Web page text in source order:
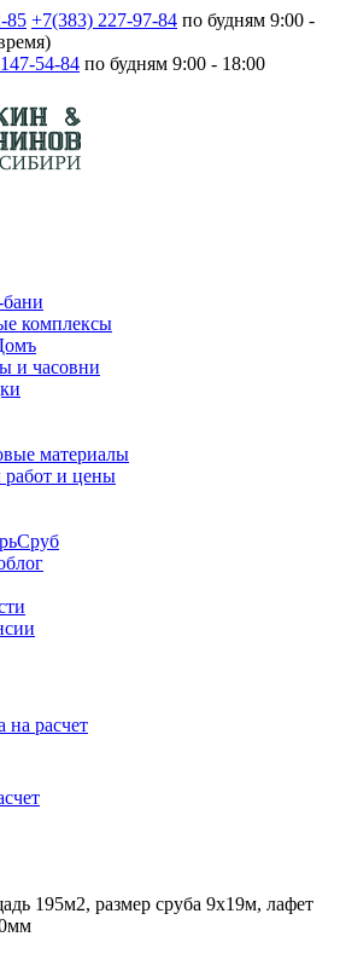
85 +7(383) 227-97-84 по будням 9:00 -
54-84 по будням 9:00 - 18:00
комплексы
и часовни
материалы
и цены
на расчет
195м2, размер сруба 9х19м, лафет